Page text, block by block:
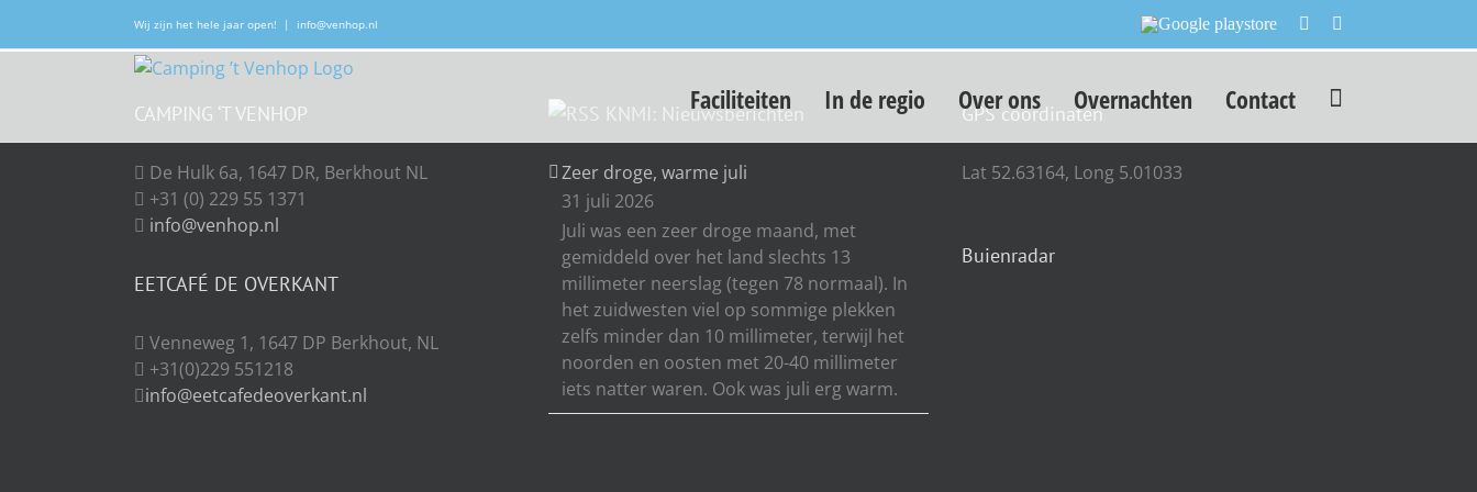
Wij zijn het hele jaar open! | info@venhop.nl
Google
Facebook
Faciliteiten In de regio Over ons Overnachten Contact
CAMPING ‘T VENHOP
De Hulk 6a, 1647 DR, Berkhout NL
+31 (0) 229 55 1371
info@venhop.nl
EETCAFÉ DE OVERKANT
Venneweg 1, 1647 DP Berkhout, NL
+31(0)229 551218
info@eetcafedeoverkant.nl
KNMI: Nieuwsberichten
Zeer droge, warme juli
31 juli 2026
Juli was een zeer droge maand, met
gemiddeld over het land slechts 13
millimeter neerslag (tegen 78 normaal). In
het zuidwesten viel op sommige plekken
zelfs minder dan 10 millimeter, terwijl het
noorden en oosten met 20-40 millimeter
iets natter waren. Ook was juli erg warm.
GPS coördinaten
Lat 52.63164, Long 5.01033
Buienradar